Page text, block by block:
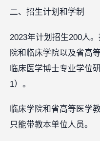
二、招生计划和学制
2023年计划招生200人
院和临床学院以及省高
临床医学博士专业学位
1）。
临床学院和省高等医学
只能带教本单位人员。